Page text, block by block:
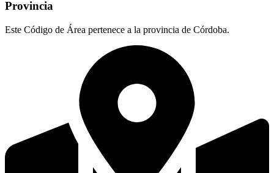
Provincia
Este Código de Área pertenece a la provincia de Córdoba.